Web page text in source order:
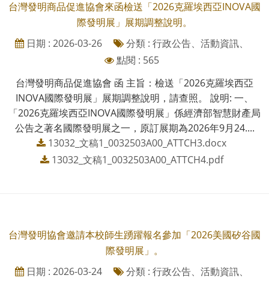
台灣發明商品促進協會來函檢送「2026克羅埃西亞INOVA國
際發明展」展期調整說明。
日期 : 2026-03-26
分類 : 行政公告、活動資訊、
點閱 : 565
台灣發明商品促進協會 函 主旨：檢送「2026克羅埃西亞
INOVA國際發明展」展期調整說明，請查照。 說明: 一、
「2026克羅埃西亞INOVA國際發明展」係經濟部智慧財產局
公告之著名國際發明展之一，原訂展期為2026年9月24....
13032_文稿1_0032503A00_ATTCH3.docx
13032_文稿1_0032503A00_ATTCH4.pdf
台灣發明協會邀請本校師生踴躍報名參加「2026美國矽谷國
際發明展」。
日期 : 2026-03-24
分類 : 行政公告、活動資訊、